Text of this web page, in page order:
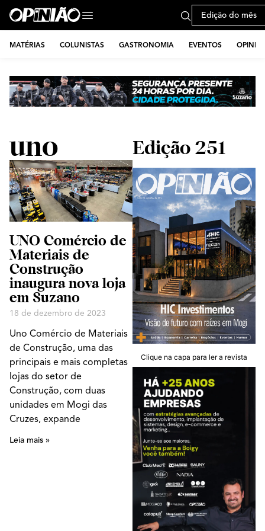
Edição do mês
MATÉRIAS COLUNISTAS GASTRONOMIA EVENTOS
uno
UNO Comércio de
Materiais de
Construção
inaugura nova loja
em Suzano
18 de dezembro de 2023
Uno Comércio de Materiais
de Construção, uma das
principais e mais completas
lojas do setor de
Construção, com duas
unidades em Mogi das
Cruzes, expande
Leia mais »
Edição 251
Clique na capa para ler a revista